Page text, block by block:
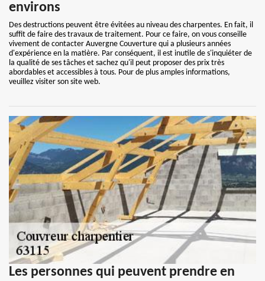
environs
Des destructions peuvent être évitées au niveau des charpentes. En fait, il
suffit de faire des travaux de traitement. Pour ce faire, on vous conseille
vivement de contacter Auvergne Couverture qui a plusieurs années
d'expérience en la matière. Par conséquent, il est inutile de s'inquiéter de
la qualité de ses tâches et sachez qu'il peut proposer des prix très
abordables et accessibles à tous. Pour de plus amples informations,
veuillez visiter son site web.
Les personnes qui peuvent prendre en